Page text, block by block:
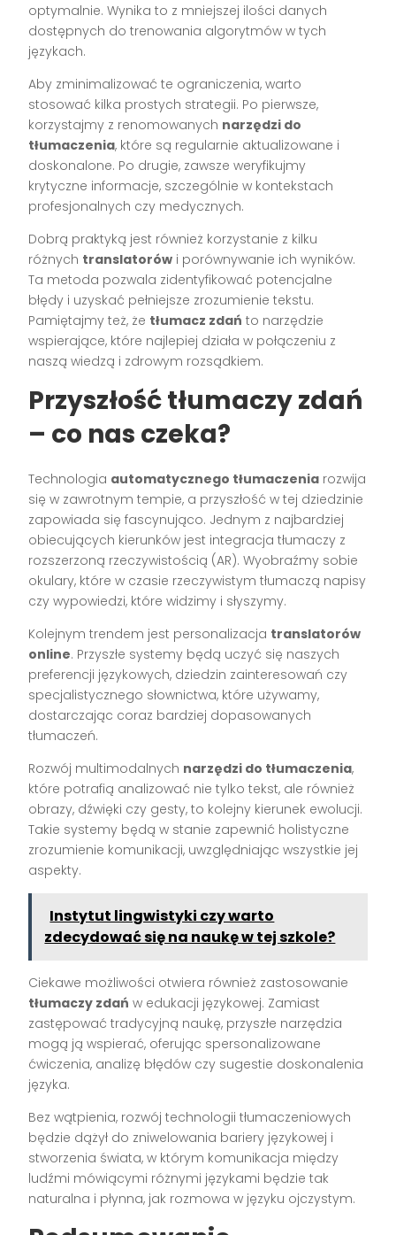
optymalnie. Wynika to z mniejszej ilości danych
dostępnych do trenowania algorytmów w tych
językach.
Aby zminimalizować te ograniczenia, warto
stosować kilka prostych strategii. Po pierwsze,
korzystajmy z renomowanych narzędzi do
tłumaczenia, które są regularnie aktualizowane i
doskonalone. Po drugie, zawsze weryfikujmy
krytyczne informacje, szczególnie w kontekstach
profesjonalnych czy medycznych.
Dobrą praktyką jest również korzystanie z kilku
różnych translatorów i porównywanie ich wyników.
Ta metoda pozwala zidentyfikować potencjalne
błędy i uzyskać pełniejsze zrozumienie tekstu.
Pamiętajmy też, że tłumacz zdań to narzędzie
wspierające, które najlepiej działa w połączeniu z
naszą wiedzą i zdrowym rozsądkiem.
Przyszłość tłumaczy zdań
– co nas czeka?
Technologia automatycznego tłumaczenia rozwija
się w zawrotnym tempie, a przyszłość w tej dziedzinie
zapowiada się fascynująco. Jednym z najbardziej
obiecujących kierunków jest integracja tłumaczy z
rozszerzoną rzeczywistością (AR). Wyobraźmy sobie
okulary, które w czasie rzeczywistym tłumaczą napisy
czy wypowiedzi, które widzimy i słyszymy.
Kolejnym trendem jest personalizacja translatorów
online. Przyszłe systemy będą uczyć się naszych
preferencji językowych, dziedzin zainteresowań czy
specjalistycznego słownictwa, które używamy,
dostarczając coraz bardziej dopasowanych
tłumaczeń.
Rozwój multimodalnych narzędzi do tłumaczenia,
które potrafią analizować nie tylko tekst, ale również
obrazy, dźwięki czy gesty, to kolejny kierunek ewolucji.
Takie systemy będą w stanie zapewnić holistyczne
zrozumienie komunikacji, uwzględniając wszystkie jej
aspekty.
Instytut lingwistyki czy warto
zdecydować się na naukę w tej szkole?
Ciekawe możliwości otwiera również zastosowanie
tłumaczy zdań w edukacji językowej. Zamiast
zastępować tradycyjną naukę, przyszłe narzędzia
mogą ją wspierać, oferując spersonalizowane
ćwiczenia, analizę błędów czy sugestie doskonalenia
języka.
Bez wątpienia, rozwój technologii tłumaczeniowych
będzie dążył do zniwelowania bariery językowej i
stworzenia świata, w którym komunikacja między
ludźmi mówiącymi różnymi językami będzie tak
naturalna i płynna, jak rozmowa w języku ojczystym.